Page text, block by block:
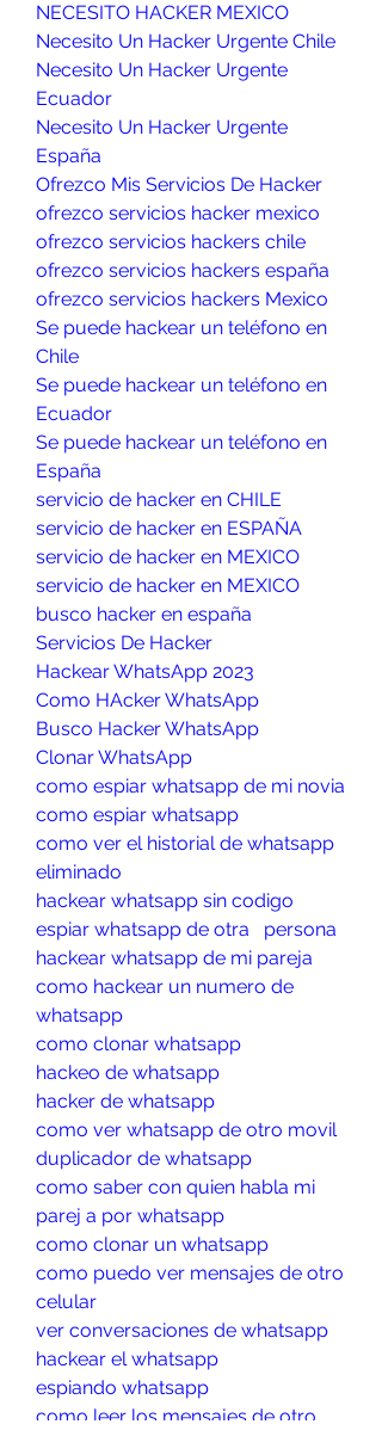
NECESITO HACKER MEXICO
Necesito Un Hacker Urgente Chile
Necesito Un Hacker Urgente
Ecuador
Necesito Un Hacker Urgente
España
Ofrezco Mis Servicios De Hacker
ofrezco servicios hacker mexico
ofrezco servicios hackers chile
ofrezco servicios hackers españa
ofrezco servicios hackers Mexico
Se puede hackear un teléfono en
Chile
Se puede hackear un teléfono en
Ecuador
Se puede hackear un teléfono en
España
servicio de hacker en CHILE
servicio de hacker en ESPAÑA
servicio de hacker en MEXICO
servicio de hacker en MEXICO
busco hacker en españa
Servicios De Hacker
Hackear WhatsApp 2023
Como HAcker WhatsApp
Busco Hacker WhatsApp
Clonar WhatsApp
como espiar whatsapp de mi novia
como espiar whatsapp
como ver el historial de whatsapp
eliminado
hackear whatsapp sin codigo
espiar whatsapp de otra   persona
hackear whatsapp de mi pareja
como hackear un numero de
whatsapp
como clonar whatsapp
hackeo de whatsapp
hacker de whatsapp
como ver whatsapp de otro movil
duplicador de whatsapp
como saber con quien habla mi
parej a por whatsapp
como clonar un whatsapp
como puedo ver mensajes de otro
celular
ver conversaciones de whatsapp
hackear el whatsapp
espiando whatsapp
como leer los mensajes de otro